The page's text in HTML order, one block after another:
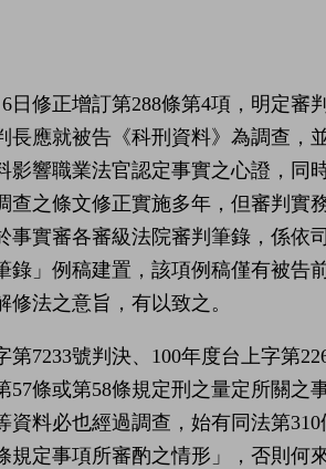
日修正增訂第288條第4項，明定
長應就被告《科刑資料》為調查，
影響職業法官認定事實之心證，同
查之條文修正實施多年，但審判實
事實審各審級法院審判筆錄，係依
錄」例稿建置，該項例稿僅有被告
法之意旨，有以致之。
第7233號判決、100年度台上字第
57條或第58條規定刑之量定所關
資料必也經過調查，始有同法第
規定事項所審酌之情形」，否則